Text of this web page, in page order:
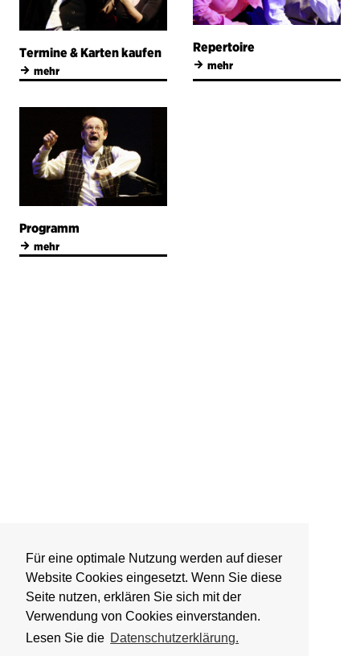
Für eine optimale Nutzung werden auf dieser
Website Cookies eingesetzt. Wenn Sie diese
Seite nutzen, erklären Sie sich mit der
Verwendung von Cookies einverstanden.
Lesen Sie die Datenschutzerklärung.
Termine & Karten kaufen
→ mehr
Repertoire
→ mehr
Programm
→ mehr